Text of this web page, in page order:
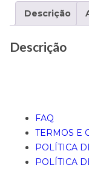
Descrição
Descrição
FAQ
TERMOS E
POLÍTICA
POLÍTICA